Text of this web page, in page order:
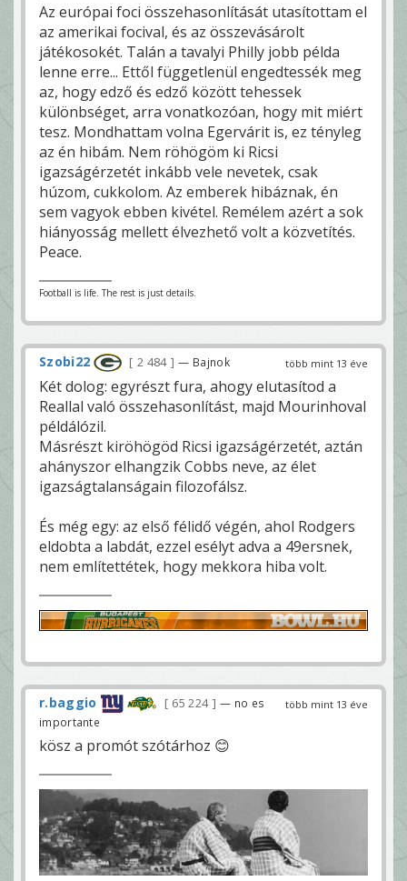
Az európai foci összehasonlítását utasítottam el
az amerikai focival, és az összevásárolt
játékosokét. Talán a tavalyi Philly jobb példa
lenne erre... Ettől függetlenül engedtessék meg
az, hogy edző és edző között tehessek
különbséget, arra vonatkozóan, hogy mit miért
tesz. Mondhattam volna Egervárit is, ez tényleg
az én hibám. Nem röhögöm ki Ricsi
igazságérzetét inkább vele nevetek, csak
húzom, cukkolom. Az emberek hibáznak, én
sem vagyok ebben kivétel. Remélem azért a sok
hiányosság mellett élvezhető volt a közvetítés.
Peace.
Football is life. The rest is just details.
több mint 13 éve
Szobi22 2 484 — Bajnok
Két dolog: egyrészt fura, ahogy elutasítod a
Reallal való összehasonlítást, majd Mourinhoval
példálózil.
Másrészt kiröhögöd Ricsi igazságérzetét, aztán
ahányszor elhangzik Cobbs neve, az élet
igazságtalanságain filozofálsz.
És még egy: az első félidő végén, ahol Rodgers
eldobta a labdát, ezzel esélyt adva a 49ersnek,
nem említettétek, hogy mekkora hiba volt.
több mint 13 éve
r.baggio 65 224
— no es
importante
kösz a promót szótárhoz 😊